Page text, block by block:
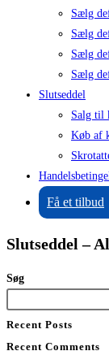
Sælg
Sælg
Sælg
Sælg
Slutseddel
Salg til
Køb af
Få et tilbud
Slutseddel –
Søg
Recent Posts
Recent Comments